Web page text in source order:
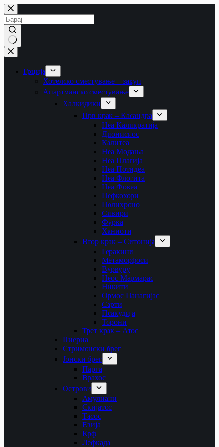
Skip
to
content
No
results
Грција
Хотелско сместување – закуп
Апартманско сместување
Халкидики
Прв крак – Касандра
Неа Каликратија
Дионисиос
Калитеа
Неа Модања
Неа Плагија
Неа Потидеа
Неа Флогита
Неа Фокеа
Пефкохори
Полихроно
Сивири
Фурка
Ханиоти
Втор крак – Ситонија
Геракини
Метаморфоси
Вурвуру
Неос Мармарас
Никити
Ормос Панагијас
Сарти
Псакудија
Торони
Трет крак – Атос
Пиериа
Стримонски брег
Јонски брег
Парга
Врахос
Острови
Амулиани
Скијатос
Тасос
Евија
Крф
Лефкада